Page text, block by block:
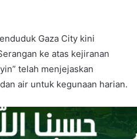
Gaza City kini
ke atas kejiranan
telah menjejaskan
air untuk kegunaan harian.